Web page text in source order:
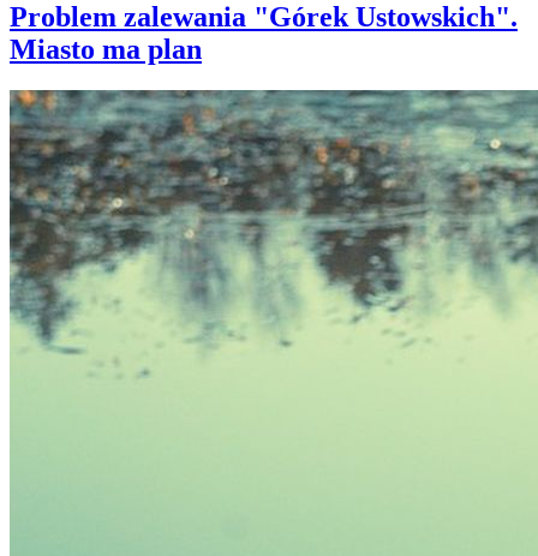
Problem zalewania "Górek Ustowskich".
Miasto ma plan